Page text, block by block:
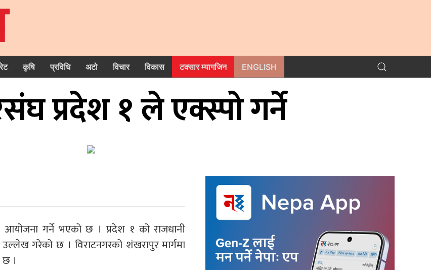
कृषि प्रविधि अटो विचार विकास टक्सार म्यागजिन ENGLISH
प्रदेश १ ले एक्स्पो गर्ने
गर्ने भएको छ । प्रदेश १ को राजधानी
गरेको छ । विराटनगरको शंखरापुर मार्गमा
।